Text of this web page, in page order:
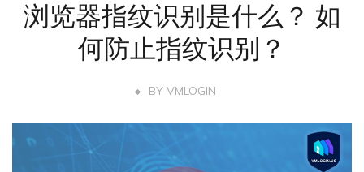
浏览器指纹识别是什么？ 如
何防止指纹识别？
BY VMLOGIN